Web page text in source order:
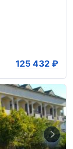
125 432 ₽